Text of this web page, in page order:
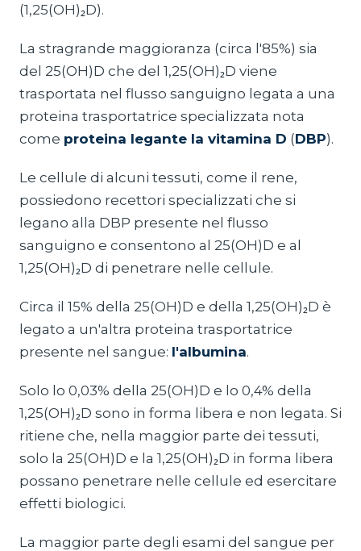
(1,25(OH)₂D).
La stragrande maggioranza (circa l'85%) sia
del 25(OH)D che del 1,25(OH)₂D viene
trasportata nel flusso sanguigno legata a una
proteina trasportatrice specializzata nota
come proteina legante la vitamina D (DBP).
Le cellule di alcuni tessuti, come il rene,
possiedono recettori specializzati che si
legano alla DBP presente nel flusso
sanguigno e consentono al 25(OH)D e al
1,25(OH)₂D di penetrare nelle cellule.
Circa il 15% della 25(OH)D e della 1,25(OH)₂D è
legato a un'altra proteina trasportatrice
presente nel sangue: l'albumina.
Solo lo 0,03% della 25(OH)D e lo 0,4% della
1,25(OH)₂D sono in forma libera e non legata. Si
ritiene che, nella maggior parte dei tessuti,
solo la 25(OH)D e la 1,25(OH)₂D in forma libera
possano penetrare nelle cellule ed esercitare
effetti biologici.
La maggior parte degli esami del sangue per